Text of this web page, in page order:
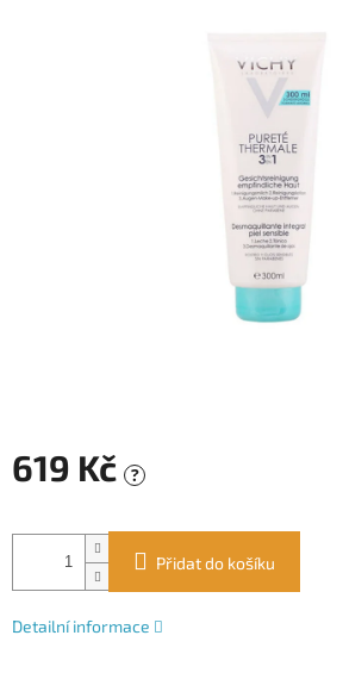
619 Kč ?
cena:
Přidat do košíku
Detailní informace